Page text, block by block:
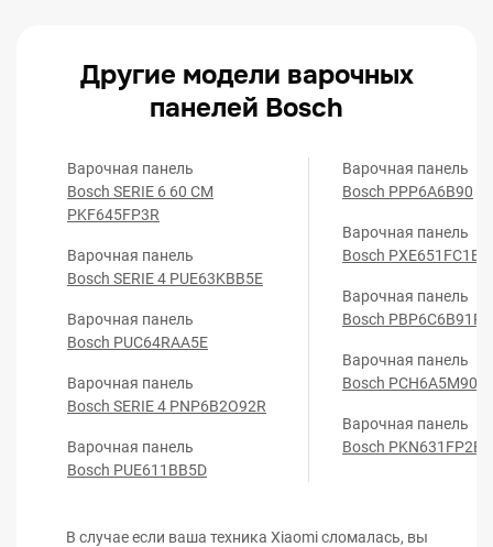
Другие модели варочных
панелей Bosch
Варочная панель
Bosch SERIE 6 60 CM
PKF645FP3R
Варочная панель
Bosch SERIE 4 PUE63KBB5E
Варочная панель
Bosch PUC64RAA5E
Варочная панель
Bosch SERIE 4 PNP6B2O92R
Варочная панель
Bosch PUE611BB5D
Варочная панель
Bosch PPP6A6B90
Варочная панель
Bosch PXE651FC1E
Варочная панель
Bosch PBP6C6B91R
Варочная панель
Bosch PCH6A5M90R
Варочная панель
Bosch PKN631FP2E
В случае если ваша техника Xiaomi сломалась, вы